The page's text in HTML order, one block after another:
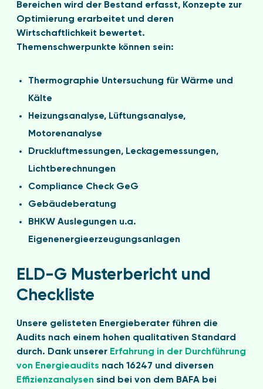
Bereichen wird der Bestand erfasst, Konzepte zur
Optimierung erarbeitet und deren
Wirtschaftlichkeit bewertet.
Themenschwerpunkte können sein:
Thermographie Untersuchung für Wärme und
Kälte
Heizungsanalyse, Lüftungsanalyse,
Motorenanalyse
Druckluftmessungen, Leckagemessungen,
Lichtberechnungen
Compliance Check GeG
Gebäudeberatung
BHKW Auslegungen u.a.
Eigenenergieerzeugungsanlagen
ELD-G Musterbericht und
Checkliste
Unsere gelisteten Energieberater führen die
Audits nach einem hohen qualitativen Standard
durch. Dank unserer Erfahrung in der Durchführung
von Energieaudits nach 16247 und diversen
Effizienzanalysen sind bei von dem BAFA bei